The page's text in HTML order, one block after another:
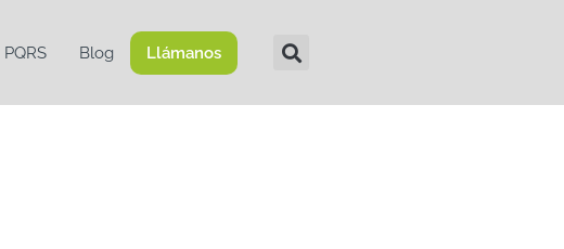
PQRS Blog Llámanos